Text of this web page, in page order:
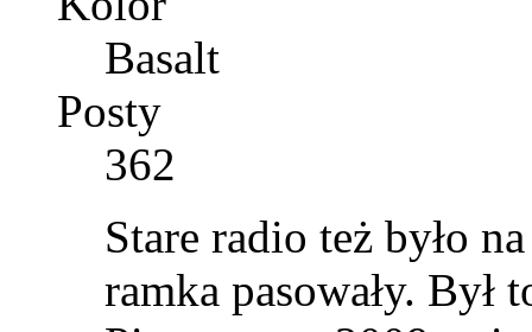
Basalt
Posty
362
Stare radio też było
ramka pasowały. Był